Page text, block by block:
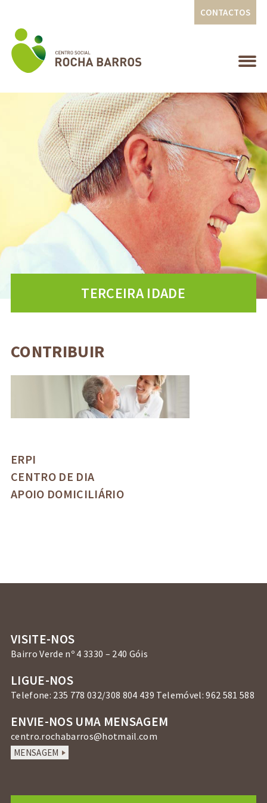
CONTACTOS
TERCEIRA IDADE
ERPI
CENTRO DE DIA
APOIO DOMICILIÁRIO
CONTRIBUIR
VISITE-NOS
Bairro Verde nº 4 3330 – 240 Góis
LIGUE-NOS
Telefone: 235 778 032/308 804 439 Telemóvel: 962 581 588
ENVIE-NOS UMA MENSAGEM
centro.rochabarros@hotmail.com
MENSAGEM